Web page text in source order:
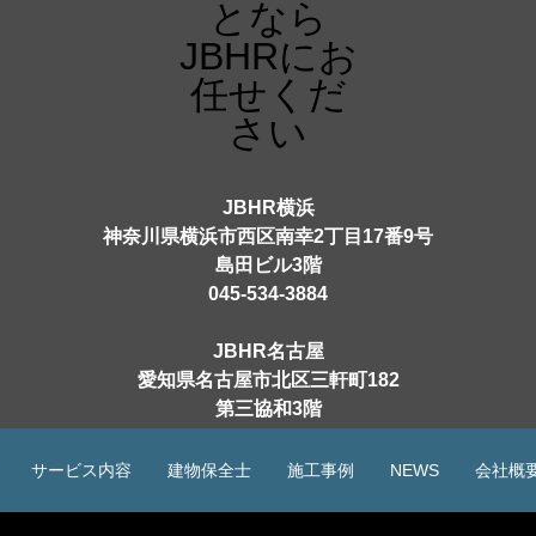
JBHR横浜
神奈川県横浜市西区南幸2丁目17番9号
島田ビル3階
045-534-3884
JBHR名古屋
愛知県名古屋市北区三軒町182
第三協和3階
サービス内容 建物保全士 施工事例 NEWS 会社概